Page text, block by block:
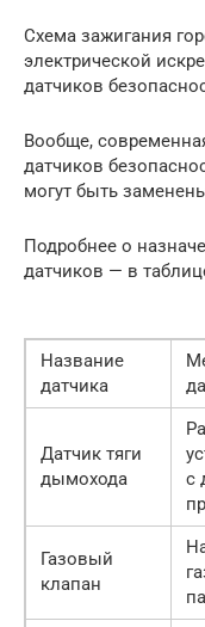
Схема зажигания
электрической
датчиков
Вообще,
датчиков
могут быть
Подробнее о
датчиков — в
Название
датчика
Датчик тяги
дымохода
с
Газовый
клапан